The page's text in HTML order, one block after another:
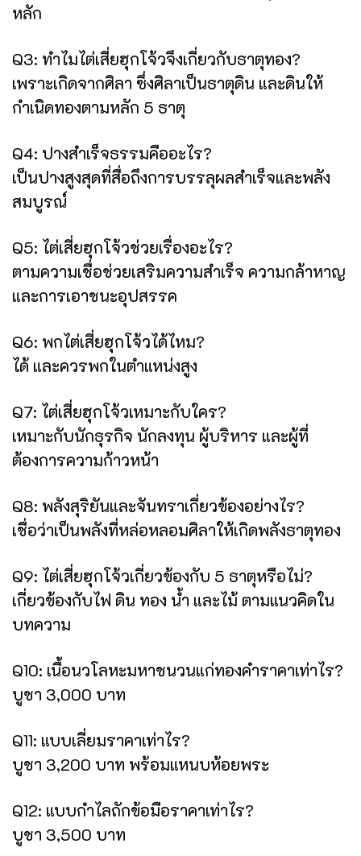
หลัก
Q3: ทำไมไต่เสี่ยฮุกโจ้วจึงเกี่ยวกับธาตุทอง?
เพราะเกิดจากศิลา ซึ่งศิลาเป็นธาตุดิน และดินให้
กำเนิดทองตามหลัก 5 ธาตุ
Q4: ปางสำเร็จธรรมคืออะไร?
เป็นปางสูงสุดที่สื่อถึงการบรรลุผลสำเร็จและพลัง
สมบูรณ์
Q5: ไต่เสี่ยฮุกโจ้วช่วยเรื่องอะไร?
ตามความเชื่อช่วยเสริมความสำเร็จ ความกล้าหาญ
และการเอาชนะอุปสรรค
Q6: พกไต่เสี่ยฮุกโจ้วได้ไหม?
ได้ และควรพกในตำแหน่งสูง
Q7: ไต่เสี่ยฮุกโจ้วเหมาะกับใคร?
เหมาะกับนักธุรกิจ นักลงทุน ผู้บริหาร และผู้ที่
ต้องการความก้าวหน้า
Q8: พลังสุริยันและจันทราเกี่ยวข้องอย่างไร?
เชื่อว่าเป็นพลังที่หล่อหลอมศิลาให้เกิดพลังธาตุทอง
Q9: ไต่เสี่ยฮุกโจ้วเกี่ยวข้องกับ 5 ธาตุหรือไม่?
เกี่ยวข้องกับไฟ ดิน ทอง น้ำ และไม้ ตามแนวคิดใน
บทความ
Q10: เนื้อนวโลหะมหาชนวนแก่ทองคำราคาเท่าไร?
บูชา 3,000 บาท
Q11: แบบเลี่ยมราคาเท่าไร?
บูชา 3,200 บาท พร้อมแหนบห้อยพระ
Q12: แบบกำไลถักข้อมือราคาเท่าไร?
บูชา 3,500 บาท